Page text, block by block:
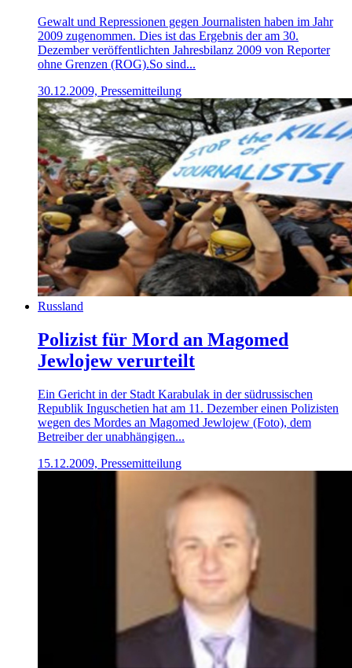
Gewalt und Repressionen gegen Journalisten haben im Jahr
2009 zugenommen. Dies ist das Ergebnis der am 30.
Dezember veröffentlichten Jahresbilanz 2009 von Reporter
ohne Grenzen (ROG).So sind...
30.12.2009, Pressemitteilung
Russland
Polizist für Mord an Magomed
Jewlojew verurteilt
Ein Gericht in der Stadt Karabulak in der südrussischen
Republik Inguschetien hat am 11. Dezember einen Polizisten
wegen des Mordes an Magomed Jewlojew (Foto), dem
Betreiber der unabhängigen...
15.12.2009, Pressemitteilung